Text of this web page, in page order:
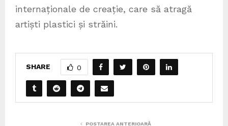
internaționale de creație, care să atragă
artiști plastici și străini.
SHARE 0
POSTAREA ANTERIOARĂ